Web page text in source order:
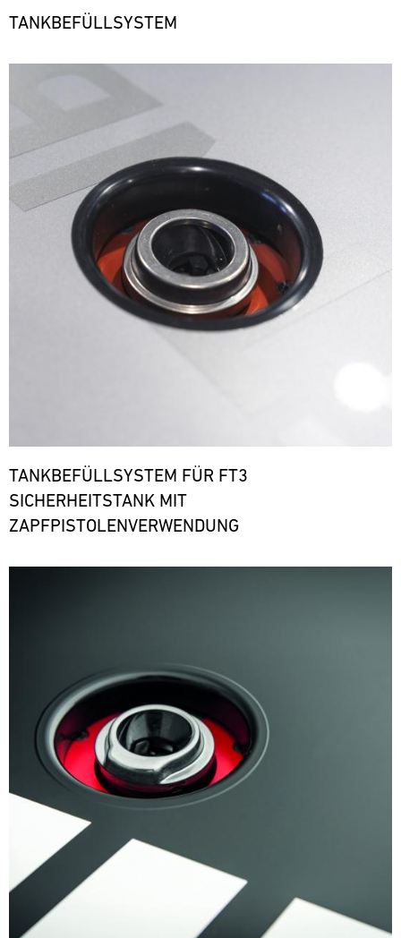
TANKBEFÜLLSYSTEM
TANKBEFÜLLSYSTEM FÜR FT3
SICHERHEITSTANK MIT
ZAPFPISTOLENVERWENDUNG